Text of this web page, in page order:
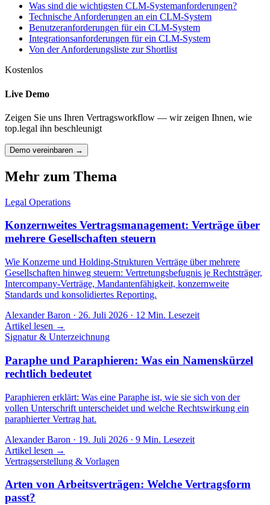
Was sind die wichtigsten CLM-Systemanforderungen?
Technische Anforderungen an ein CLM-System
Benutzeranforderungen für ein CLM-System
Integrationsanforderungen für ein CLM-System
Von der Anforderungsliste zur Shortlist
Kostenlos
Live Demo
Zeigen Sie uns Ihren Vertragsworkflow — wir zeigen Ihnen, wie
top.legal ihn beschleunigt
Demo vereinbaren →
Mehr zum Thema
Legal Operations
Konzernweites Vertragsmanagement: Verträge über
mehrere Gesellschaften steuern
Wie Konzerne und Holding-Strukturen Verträge über mehrere
Gesellschaften hinweg steuern: Vertretungsbefugnis je Rechtsträger,
Intercompany-Verträge, Mandantenfähigkeit, konzernweite
Standards und konsolidiertes Reporting.
Alexander Baron · 26. Juli 2026 · 12 Min. Lesezeit
Artikel lesen →
Signatur & Unterzeichnung
Paraphe und Paraphieren: Was ein Namenskürzel
rechtlich bedeutet
Paraphieren erklärt: Was eine Paraphe ist, wie sie sich von der
vollen Unterschrift unterscheidet und welche Rechtswirkung ein
paraphierter Vertrag hat.
Alexander Baron · 19. Juli 2026 · 9 Min. Lesezeit
Artikel lesen →
Vertragserstellung & Vorlagen
Arten von Arbeitsverträgen: Welche Vertragsform
passt?